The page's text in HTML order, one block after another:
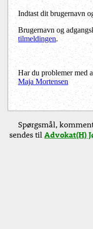
Indtast dit brugernavn
Brugernavn og
tilmeldingen.
Har du problemer med
Maja Mortensen
Spørgsmål,
sendes tilAdvokat(H)